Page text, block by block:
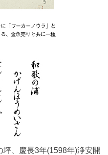
、慶長3年(1598年)浄安開